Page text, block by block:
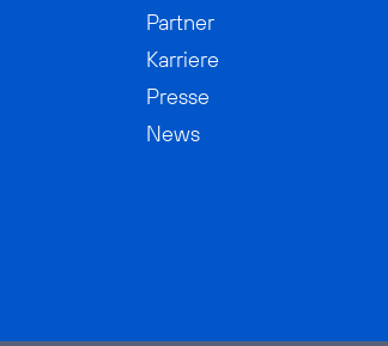
Partner
Karriere
Presse
News